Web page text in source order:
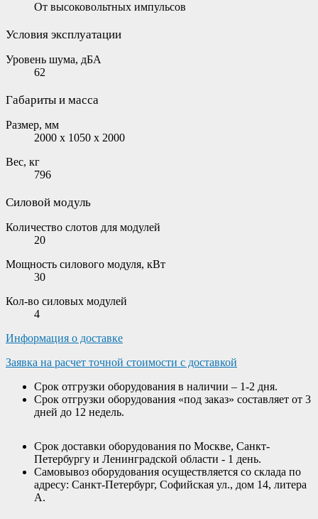
От высоковольтных импульсов
Условия эксплуатации
Уровень шума, дБА
62
Габариты и масса
Размер, мм
2000 x 1050 x 2000
Вес, кг
796
Силовой модуль
Количество слотов для модулей
20
Мощность силового модуля, кВт
30
Кол-во силовых модулей
4
Информация о доставке
Заявка на расчет точной стоимости с доставкой
Срок отгрузки оборудования в наличии – 1-2 дня.
Срок отгрузки оборудования «под заказ» составляет от 3
дней до 12 недель.
Срок доставки оборудования по Москве, Санкт-
Петербургу и Ленинградской области - 1 день.
Самовывоз оборудования осуществляется со склада по
адресу: Санкт-Петербург, Софийская ул., дом 14, литера
А.